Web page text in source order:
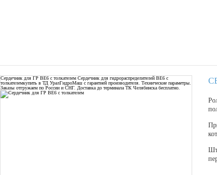
Сердечник для ГР ВЕ6 с толкателем Сердечник для гидрораспределителей ВЕ6 с
толкателемкупить в ТД УралГидроМаш с гарантией производителя. Технические параметры.
Заказы отгружаем по России и СНГ. Доставка до терминала ТК Челябинска бесплатно.